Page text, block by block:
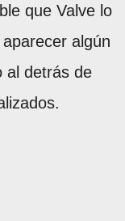
que Valve lo
algún
al detrás de